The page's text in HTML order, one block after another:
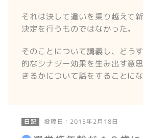
それは決して違いを乗り越えて
決定を行うものではなかった。
そのことについて講義し、どう
的なシナジー効果を生み出す意
きるかについて話をすることにな
日記 投稿日：2015年2月18日